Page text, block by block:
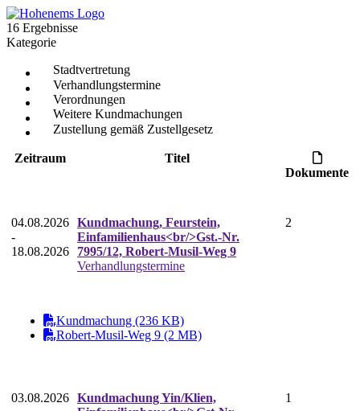
16 Ergebnisse
Kategorie
Stadtvertretung
Verhandlungstermine
Verordnungen
Weitere Kundmachungen
Zustellung gemäß Zustellgesetz
Zeitraum
Titel
Dokumente
04.08.2026
-
18.08.2026
Kundmachung, Feurstein,
Einfamilienhaus<br/>Gst.-Nr.
7995/12, Robert-Musil-Weg 9
Verhandlungstermine
2
Kundmachung (236 KB)
Robert-Musil-Weg 9 (2 MB)
03.08.2026 Kundmachung Yin/Klien,
1